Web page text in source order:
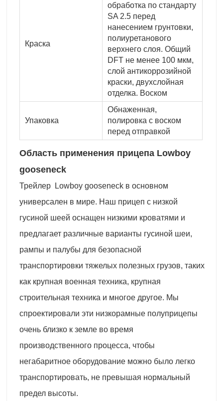
Краска
обработка по стандарту
SA 2.5 перед
нанесением грунтовки,
полиуретанового
верхнего слоя. Общий
DFT не менее 100 мкм,
слой антикоррозийной
краски, двухслойная
отделка. Воском
Упаковка
Обнаженная,
полировка с воском
перед отправкой
Область применения прицепа Lowboy
gooseneck
Трейлер Lowboy gooseneck в основном
универсален в мире. Наш прицеп с низкой
гусиной шеей оснащен низкими кроватями и
предлагает различные варианты гусиной шеи,
рампы и палубы для безопасной
транспортировки тяжелых полезных грузов, таких
как крупная военная техника, крупная
строительная техника и многое другое. Мы
спроектировали эти низкорамные полуприцепы
очень близко к земле во время
производственного процесса, чтобы
негабаритное оборудование можно было легко
транспортировать, не превышая нормальный
предел высоты.